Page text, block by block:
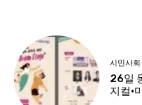
시민사회
26일
지컬·